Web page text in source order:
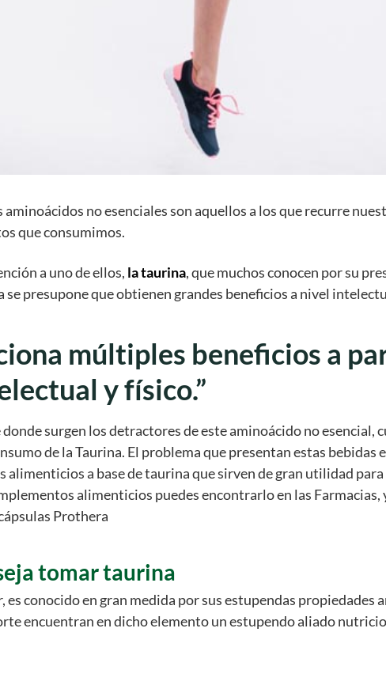
no esenciales son aquellos a los que recurre
que consumimos.
a uno de ellos, la taurina, que muchos conocen por su
presupone que obtienen grandes beneficios a nivel
múltiples beneficios a
y físico.”
surgen los detractores de este aminoácido no esencial,
de la Taurina. El problema que presentan estas bebidas
a base de taurina que sirven de gran utilidad
alimenticios puedes encontrarlo en las
Prothera
tomar taurina
conocido en gran medida por sus estupendas propiedades
encuentran en dicho elemento un estupendo aliado